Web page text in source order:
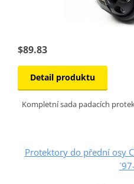
$89.83
Detail produktu
Kompletní sada padacích
Protektory do přední osy